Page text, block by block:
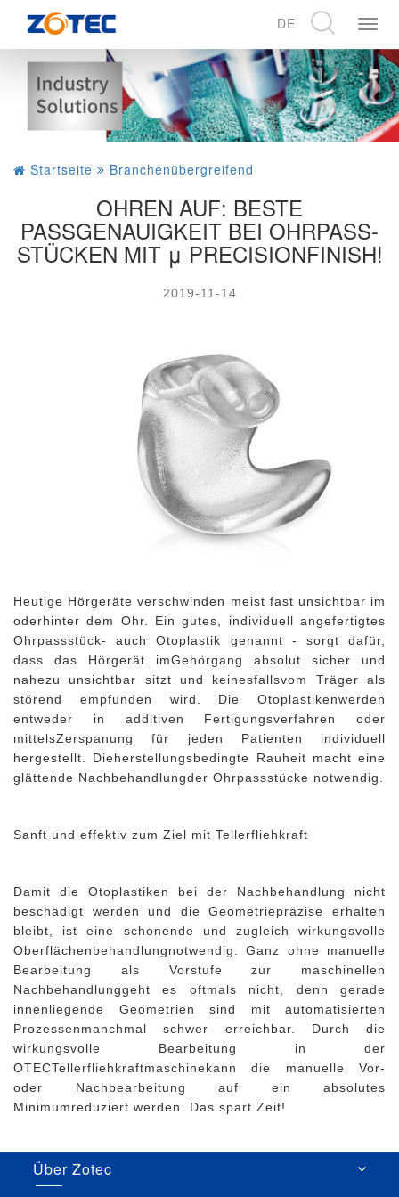
展
导
航
DE
CN
EN
DE
Startseite Branchenübergreifend
OHREN AUF: BESTE
PASSGENAUIGKEIT BEI OHRPASS-
STÜCKEN MIT μ PRECISIONFINISH!
2019-11-14
Heutige Hörgeräte verschwinden meist fast unsichtbar im
oderhinter dem Ohr. Ein gutes, individuell angefertigtes
Ohrpassstück- auch Otoplastik genannt - sorgt dafür,
dass das Hörgerät imGehörgang absolut sicher und
nahezu unsichtbar sitzt und keinesfallsvom Träger als
störend empfunden wird. Die Otoplastikenwerden
entweder in additiven Fertigungsverfahren oder
mittelsZerspanung für jeden Patienten individuell
hergestellt. Dieherstellungsbedingte Rauheit macht eine
glättende Nachbehandlungder Ohrpassstücke notwendig.
Sanft und effektiv zum Ziel mit Tellerfliehkraft
Damit die Otoplastiken bei der Nachbehandlung nicht
beschädigt werden und die Geometriepräzise erhalten
bleibt, ist eine schonende und zugleich wirkungsvolle
Oberflächenbehandlungnotwendig. Ganz ohne manuelle
Bearbeitung als Vorstufe zur maschinellen
Nachbehandlunggeht es oftmals nicht, denn gerade
innenliegende Geometrien sind mit automatisierten
Prozessenmanchmal schwer erreichbar. Durch die
wirkungsvolle Bearbeitung in der
OTECTellerfliehkraftmaschinekann die manuelle Vor-
oder Nachbearbeitung auf ein absolutes
Minimumreduziert werden. Das spart Zeit!
Über Zotec